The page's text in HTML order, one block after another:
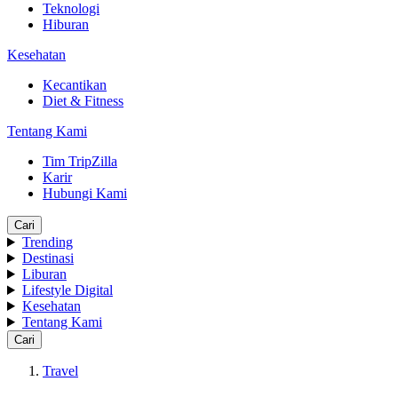
Teknologi
Hiburan
Kesehatan
Kecantikan
Diet & Fitness
Tentang Kami
Tim TripZilla
Karir
Hubungi Kami
Cari
Trending
Destinasi
Liburan
Lifestyle Digital
Kesehatan
Tentang Kami
Cari
Travel